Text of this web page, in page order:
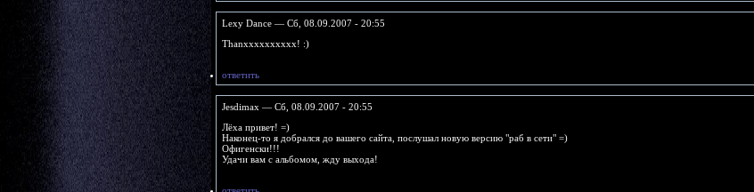
Lexy Dance — Сб, 08.09.2007 - 20:55
Thanxxxxxxxxxx! :)
ответить
Jesdimax — Сб, 08.09.2007 - 20:55
Лёха привет! =)
Наконец-то я добрался до вашего сайта, послушал новую версию "раб в сети" =)
Офигенски!!!
Удачи вам с альбомом, жду выхода!
ответить